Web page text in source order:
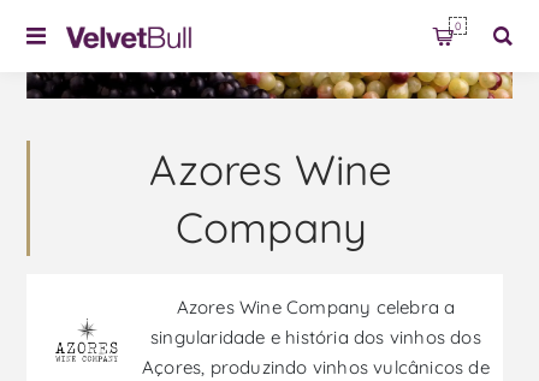
0
Azores Wine
Company
Azores Wine Company celebra a
singularidade e história dos vinhos dos
Açores, produzindo vinhos vulcânicos de